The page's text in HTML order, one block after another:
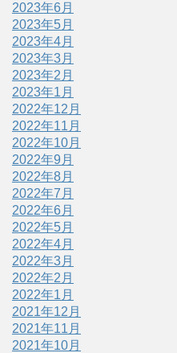
2023年6月
2023年5月
2023年4月
2023年3月
2023年2月
2023年1月
2022年12月
2022年11月
2022年10月
2022年9月
2022年8月
2022年7月
2022年6月
2022年5月
2022年4月
2022年3月
2022年2月
2022年1月
2021年12月
2021年11月
2021年10月